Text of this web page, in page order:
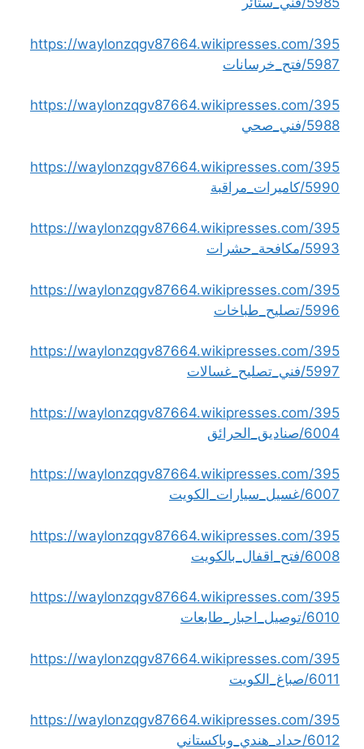
https://waylonzqgv87664.wikipresses.com/395
5987/فتح_خرسانات
https://waylonzqgv87664.wikipresses.com/395
5988/فني_صحي
https://waylonzqgv87664.wikipresses.com/395
5990/كاميرات_مراقبة
https://waylonzqgv87664.wikipresses.com/395
5993/مكافحة_حشرات
https://waylonzqgv87664.wikipresses.com/395
5996/تصليح_طباخات
https://waylonzqgv87664.wikipresses.com/395
5997/فني_تصليح_غسالات
https://waylonzqgv87664.wikipresses.com/395
6004/صناديق_الحرائق
https://waylonzqgv87664.wikipresses.com/395
6007/غسيل_سيارات_الكويت
https://waylonzqgv87664.wikipresses.com/395
6008/فتح_اقفال_بالكويت
https://waylonzqgv87664.wikipresses.com/395
6010/توصيل_احبار_طابعات
https://waylonzqgv87664.wikipresses.com/395
6011/صباغ_الكويت
https://waylonzqgv87664.wikipresses.com/395
6012/حداد_هندي_وباكستاني